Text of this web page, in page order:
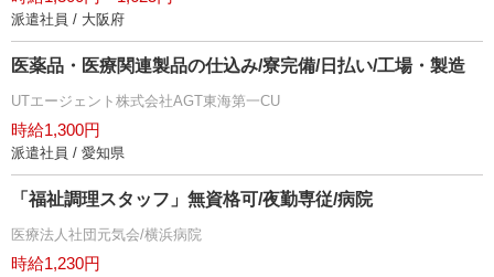
派遣社員 / 大阪府
医薬品・医療関連製品の仕込み/寮完備/日払い/工場・製造
UTエージェント株式会社AGT東海第一CU
時給1,300円
派遣社員 / 愛知県
「福祉調理スタッフ」無資格可/夜勤専従/病院
医療法人社団元気会/横浜病院
時給1,230円